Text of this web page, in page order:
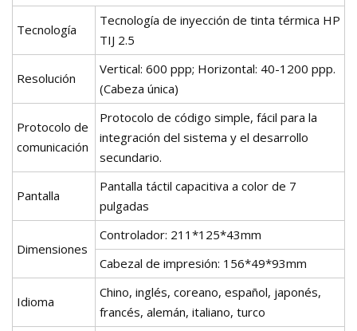
Tecnología
Tecnología de inyección de tinta térmica HP
TIJ 2.5
Resolución
Vertical: 600 ppp; Horizontal: 40-1200 ppp.
(Cabeza única)
Protocolo de
comunicación
Protocolo de código simple, fácil para la
integración del sistema y el desarrollo
secundario.
Pantalla
Pantalla táctil capacitiva a color de 7
pulgadas
Dimensiones
Controlador: 211*125*43mm
Cabezal de impresión: 156*49*93mm
Idioma
Chino, inglés, coreano, español, japonés,
francés, alemán, italiano, turco